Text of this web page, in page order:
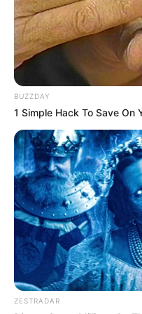
BUZZDAY
1 Simple Hack To Save On
ZESTRADAR